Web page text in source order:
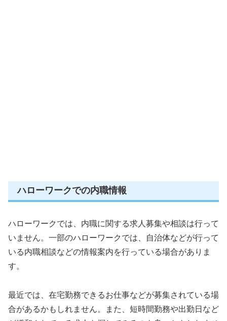
ハローワークでの内職情報
ハローワークでは、内職に関する求人募集や相談は行って
いません。一部のハローワークでは、自治体などが行って
いる内職相談などの情報案内を行っている場合がありま
す。
最近では、在宅勤務できるお仕事などが募集されている場
合があるかもしれません。また、短時間勤務や出勤日など